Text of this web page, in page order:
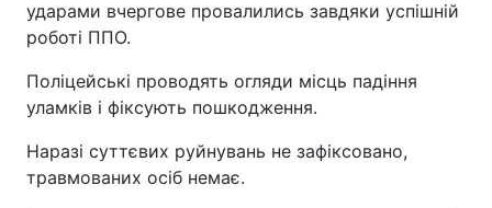
ударами вчергове провалились завдяки успішній
роботі ППО.
Поліцейські проводять огляди місць падіння
уламків і фіксують пошкодження.
Наразі суттєвих руйнувань не зафіксовано,
травмованих осіб немає.